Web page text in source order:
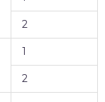
2
1
2